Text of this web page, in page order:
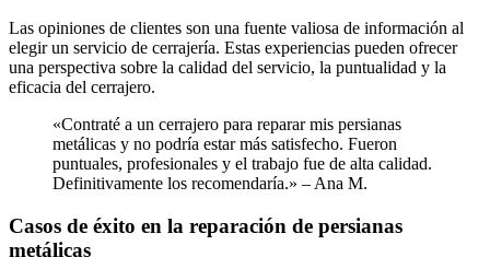
Las opiniones de clientes son una fuente valiosa de información al
elegir un servicio de cerrajería. Estas experiencias pueden ofrecer
una perspectiva sobre la calidad del servicio, la puntualidad y la
eficacia del cerrajero.
«Contraté a un cerrajero para reparar mis persianas
metálicas y no podría estar más satisfecho. Fueron
puntuales, profesionales y el trabajo fue de alta calidad.
Definitivamente los recomendaría.» – Ana M.
Casos de éxito en la reparación de persianas
metálicas